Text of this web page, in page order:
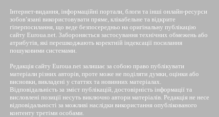
Інтернет-видання, інформаційні портали, блоги та інші онлайн-ресурси
зобов’язані використовувати пряме, клікабельне та відкрите
гіперпосилання, що веде безпосередньо на оригінальну публікацію
сайту Euroua.net. Забороняється застосування технічних обмежень або
атрибутів, які перешкоджають коректній індексації посилання
пошуковими системами.
Редакція сайту Euroua.net залишає за собою право публікувати
матеріали різних авторів, проте може не поділяти думки, оцінки або
висновки, викладені у статтях та новинних матеріалах.
Відповідальність за зміст публікацій, достовірність інформації та
висловлені позиції несуть виключно автори матеріалів. Редакція не несе
відповідальності за можливі наслідки використання опублікованого
контенту третіми особами.